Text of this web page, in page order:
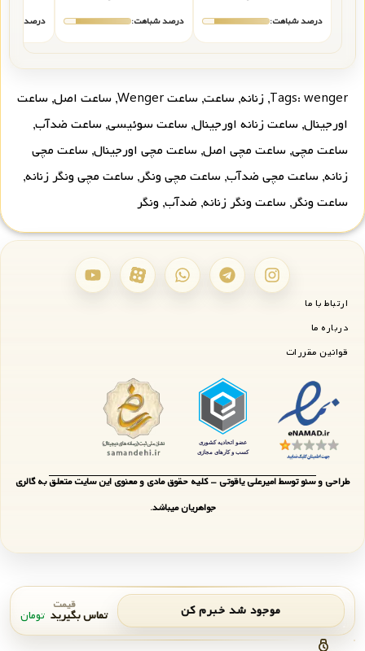
موجود شد خبرم کن قیمت
تماس بگیرید تومان
درصد شباهت:
درصد شباهت:
درصد
Tags: wenger
, زنانه, ساعت, ساعت Wenger , ساعت اصل, ساعت
اورجینال, ساعت زنانه اورجینال, ساعت سوئیسی, ساعت ضدآب,
ساعت مچی, ساعت مچی اصل, ساعت مچی اورجینال, ساعت مچی
زنانه, ساعت مچی ضدآب, ساعت مچی ونگر, ساعت مچی ونگر زنانه,
ساعت ونگر, ساعت ونگر زنانه, ضدآب, ونگر
ارتباط با ما
درباره ما
قوانین مقررات
طراحی و سئو توسط امیرعلی یاقوتی - کلیه حقوق مادی و معنوی این سایت متعلق به گالری
جواهریان میباشد.